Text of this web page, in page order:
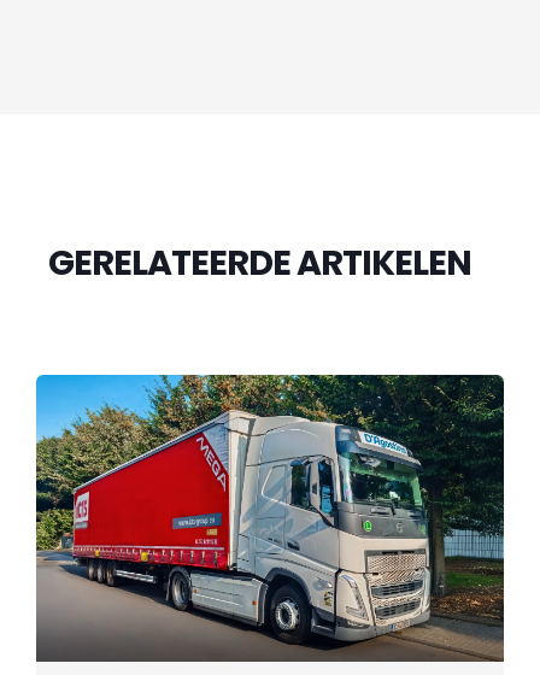
GERELATEERDE ARTIKELEN